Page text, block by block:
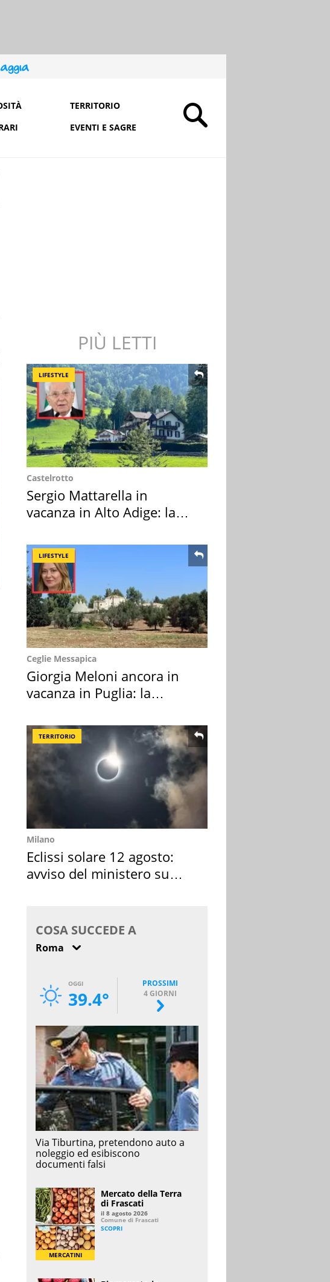
TERRITORIO
EVENTI E SAGRE
PIÙ LETTI
LIFESTYLE
Castelrotto
Sergio Mattarella in
vacanza in Alto Adige: la
LIFESTYLE
Ceglie Messapica
Giorgia Meloni ancora in
vacanza in Puglia: la
TERRITORIO
Milano
Eclissi solare 12 agosto:
avviso del ministero su